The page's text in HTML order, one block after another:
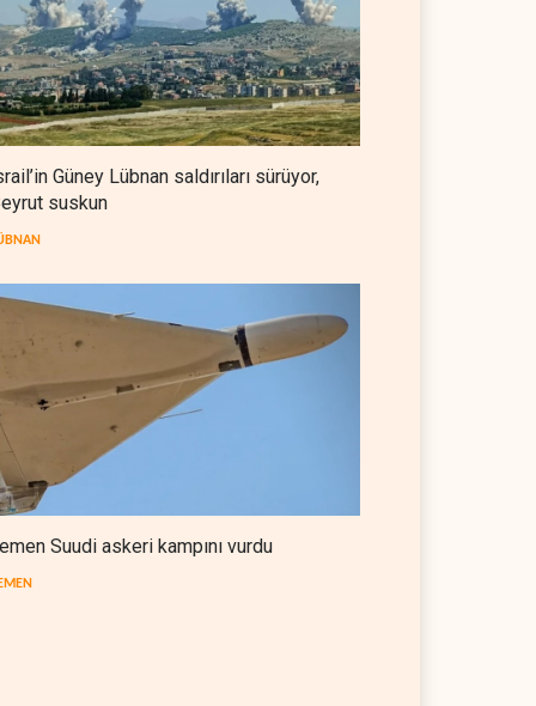
BAE, OPEC'ten ayrıldıktan
sonra petrol üretimini rekor
düzeye çıkardı
ARAP DÜNYASI 07 Ağustos 2026
The Telegraph: Hürmüz
anlaşması, İran’ın savaşı
kazandığını gösteriyor
değiştirecek yeni askeri
denklem
YEMEN 07 Ağustos 2026
Güney Lübnan saldırıları sürüyor,
suskun
Suudi askeri kampını vurdu